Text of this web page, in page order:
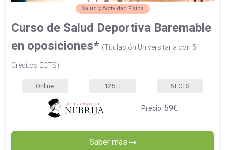
Salud y Actividad Física
Curso de Salud Deportiva Baremable
en oposiciones* (Titulación Universitaria con 5
Créditos ECTS)
Online 125 H 5 ECTS
Precio: 59€
Saber más